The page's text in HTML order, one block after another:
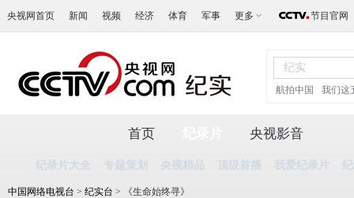
央视网首页 新闻 视频 经济 体育 军事 更多 节目官网
航拍中国 我们这
首页
纪录片大全 专题策划 央视精品 顶级首播 我爱纪录片
央视影音
中国网络电视台 > 纪实台 > 《生命始终寻》